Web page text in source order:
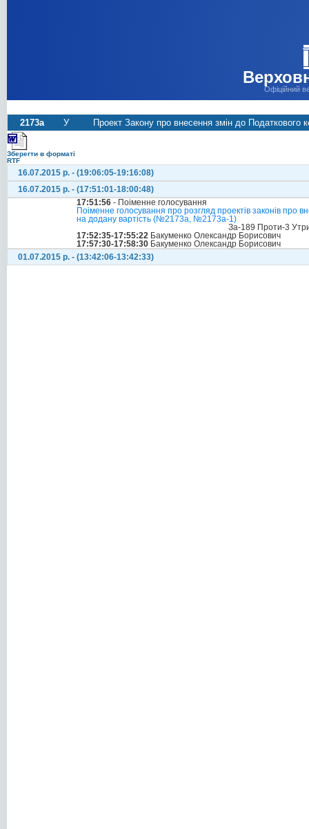
Офіційний
2173а У Проект Закону про внесення змін до Податкового
Зберегти в форматі
RTF
16.07.2015 р. - (19:06:05-19:16:08)
16.07.2015 р. - (17:51:01-18:00:48)
17:51:56 - Поіменне голосування
Поіменне голосування про розгляд проектів законів про
на додану вартість (№2173а, №2173а-1)
За-189 Проти-3
17:52:35-17:55:22 Бакуменко Олександр Борисович
17:57:30-17:58:30 Бакуменко Олександр Борисович
01.07.2015 р. - (13:42:06-13:42:33)